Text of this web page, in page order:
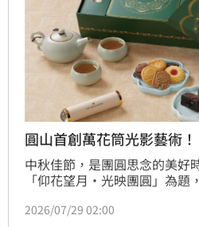
圓山首創萬花筒光影藝術！
中秋佳節，是團圓思念的美好
「仰花望月・光映團圓」為
價值的中秋精品。禮盒設計靈
2026/07/29 02:00